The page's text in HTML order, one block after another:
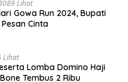
Lihat
Gowa Run 2024, Bupati
Cinta
Lihat
Lomba Domino Haji
Tembus 2 Ribu